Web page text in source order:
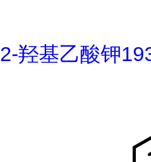
2-羟基乙酸钾